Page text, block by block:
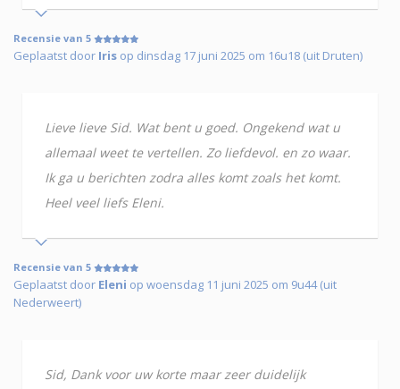
Recensie van 5
Geplaatst door Iris op dinsdag 17 juni 2025 om 16u18 (uit Druten)
Lieve lieve Sid. Wat bent u goed. Ongekend wat u
allemaal weet te vertellen. Zo liefdevol. en zo waar.
Ik ga u berichten zodra alles komt zoals het komt.
Heel veel liefs Eleni.
Recensie van 5
Geplaatst door Eleni op woensdag 11 juni 2025 om 9u44 (uit
Nederweert)
Sid, Dank voor uw korte maar zeer duidelijk